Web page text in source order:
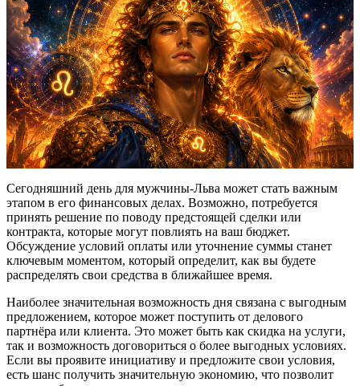
Сегодняшний день для мужчины-Льва может стать важным
этапом в его финансовых делах. Возможно, потребуется
принять решение по поводу предстоящей сделки или
контракта, которые могут повлиять на ваш бюджет.
Обсуждение условий оплаты или уточнение суммы станет
ключевым моментом, который определит, как вы будете
распределять свои средства в ближайшее время.
Наиболее значительная возможность дня связана с выгодным
предложением, которое может поступить от делового
партнёра или клиента. Это может быть как скидка на услуги,
так и возможность договориться о более выгодных условиях.
Если вы проявите инициативу и предложите свои условия,
есть шанс получить значительную экономию, что позволит